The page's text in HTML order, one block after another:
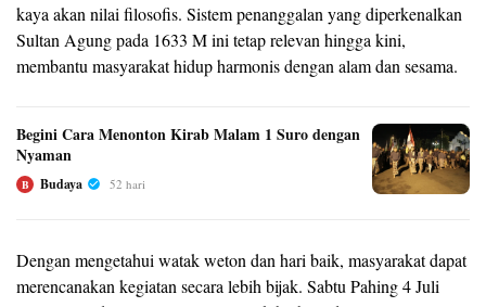
kaya akan nilai filosofis. Sistem penanggalan yang diperkenalkan
Sultan Agung pada 1633 M ini tetap relevan hingga kini,
membantu masyarakat hidup harmonis dengan alam dan sesama.
Begini Cara Menonton Kirab Malam 1 Suro dengan
Nyaman
B Budaya 52 hari
Dengan mengetahui watak weton dan hari baik, masyarakat dapat
merencanakan kegiatan secara lebih bijak. Sabtu Pahing 4 Juli